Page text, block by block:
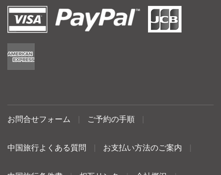
お問合せフォーム ご予約の手順
中国旅行よくある質問 お支払い方法のご案内